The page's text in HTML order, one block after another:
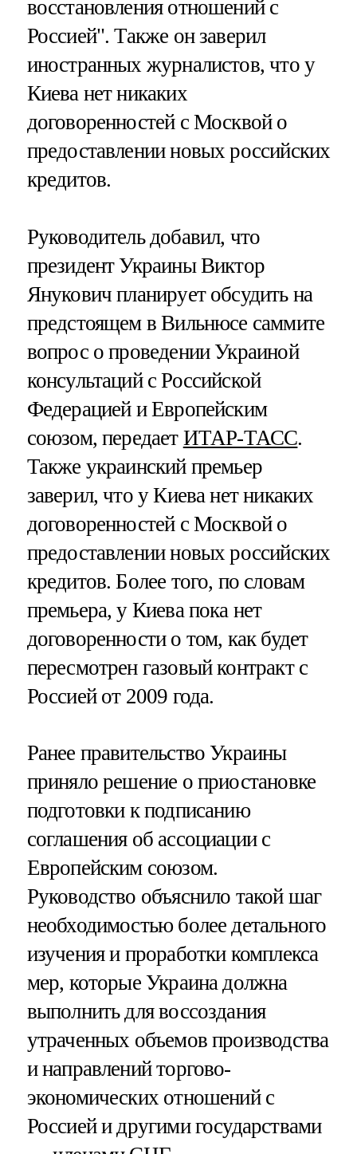
восстановления отношений с
Россией". Также он заверил
иностранных журналистов, что у
Киева нет никаких
договоренностей с Москвой о
предоставлении новых российских
кредитов.
Руководитель добавил, что
президент Украины Виктор
Янукович планирует обсудить на
предстоящем в Вильнюсе саммите
вопрос о проведении Украиной
консультаций с Российской
Федерацией и Европейским
союзом, передает ИТАР-ТАСС.
Также украинский премьер
заверил, что у Киева нет никаких
договоренностей с Москвой о
предоставлении новых российских
кредитов. Более того, по словам
премьера, у Киева пока нет
договоренности о том, как будет
пересмотрен газовый контракт с
Россией от 2009 года.
Ранее правительство Украины
приняло решение о приостановке
подготовки к подписанию
соглашения об ассоциации с
Европейским союзом.
Руководство объяснило такой шаг
необходимостью более детального
изучения и проработки комплекса
мер, которые Украина должна
выполнить для воссоздания
утраченных объемов производства
и направлений торгово-
экономических отношений с
Россией и другими государствами